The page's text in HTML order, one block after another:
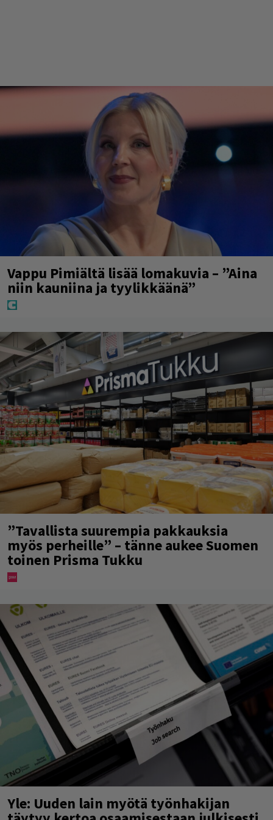
Vappu Pimiältä lisää lomakuvia – ”Aina
niin kauniina ja tyylikkäänä”
”Tavallista suurempia pakkauksia
myös perheille” – tänne aukee Suomen
toinen Prisma Tukku
Yle: Uuden lain myötä työnhakijan